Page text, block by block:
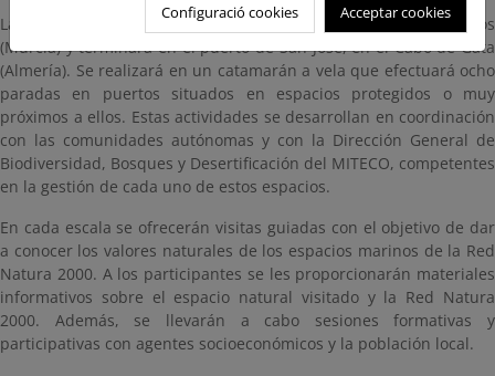
La travesía náutica ha comenzado en el puerto de Cabo de Palos
(Murcia) y terminará en el puerto de San José, en el Cabo de Gata
(Almería). Se realizará en un catamarán a vela que efectuará ocho
paradas en puertos situados en espacios protegidos o muy
próximos a ellos. Estas actividades se desarrollan en coordinación
con las comunidades autónomas y con la Dirección General de
Biodiversidad, Bosques y Desertificación del MITECO, competentes
en la gestión de cada uno de estos espacios.
En cada escala se ofrecerán visitas guiadas con el objetivo de dar
a conocer los valores naturales de los espacios marinos de la Red
Natura 2000. A los participantes se les proporcionarán materiales
informativos sobre el espacio natural visitado y la Red Natura
2000. Además, se llevarán a cabo sesiones formativas y
participativas con agentes socioeconómicos y la población local.
Configuració cookies Acceptar cookies